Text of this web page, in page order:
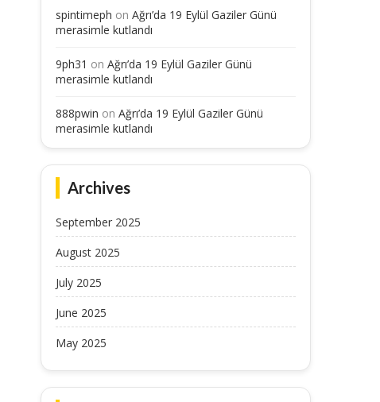
spintimeph on Ağrı’da 19 Eylül Gaziler Günü
merasimle kutlandı
9ph31 on Ağrı’da 19 Eylül Gaziler Günü
merasimle kutlandı
888pwin on Ağrı’da 19 Eylül Gaziler Günü
merasimle kutlandı
Archives
September 2025
August 2025
July 2025
June 2025
May 2025